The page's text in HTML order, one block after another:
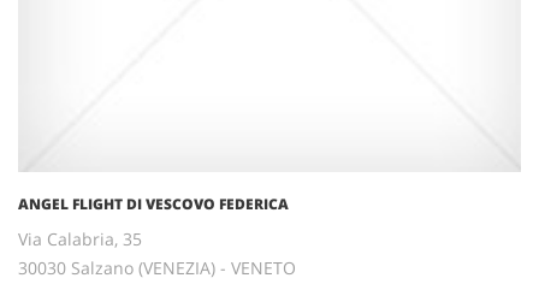
ANGEL FLIGHT DI VESCOVO FEDERICA
Via Calabria, 35
30030 Salzano (VENEZIA) - VENETO